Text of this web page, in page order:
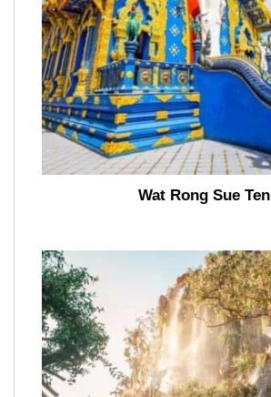
Wat Rong Sue Ten